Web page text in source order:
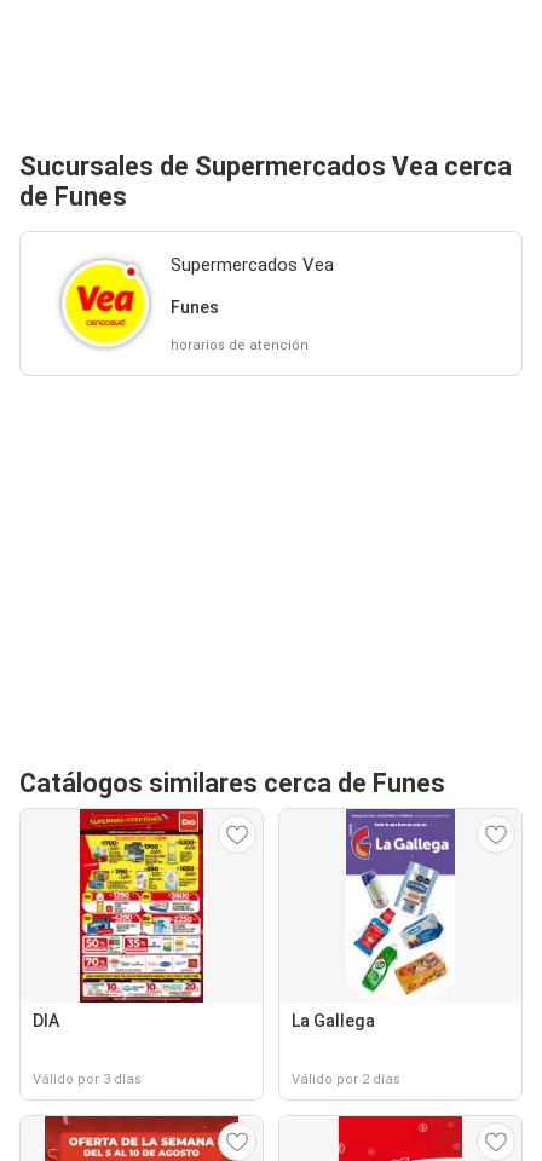
Sucursales de Supermercados Vea cerca
de Funes
Supermercados Vea
Funes
horarios de atención
Catálogos similares cerca de Funes
DIA
Válido por 3 días
La Gallega
Válido por 2 días